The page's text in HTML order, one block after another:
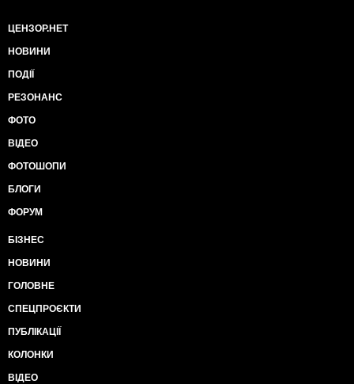
ЦЕНЗОР.НЕТ
НОВИНИ
ПОДІЇ
РЕЗОНАНС
ФОТО
ВІДЕО
ФОТОШОПИ
БЛОГИ
ФОРУМ
БІЗНЕС
НОВИНИ
ГОЛОВНЕ
СПЕЦПРОЄКТИ
ПУБЛІКАЦІЇ
КОЛОНКИ
ВІДЕО